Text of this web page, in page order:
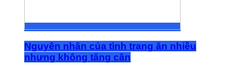
Nguyên nhân của tình trạng ăn nhiều
nhưng không tăng cân